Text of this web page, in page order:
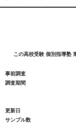
この高校受験 個別指導塾
事前調査
調査期間
更新日
サンプル数